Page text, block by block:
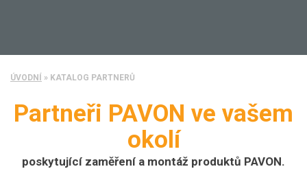
ÚVODNÍ » KATALOG PARTNERŮ
Partneři PAVON ve vašem
okolí
poskytující zaměření a montáž produktů PAVON.